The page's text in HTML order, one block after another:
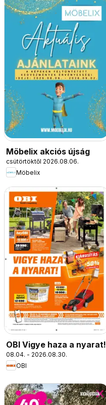
Möbelix akciós újság
csütörtöktől 2026.08.06.
Möbelix
OBI Vigye haza a nyarat!
08.04. - 2026.08.30.
OBI